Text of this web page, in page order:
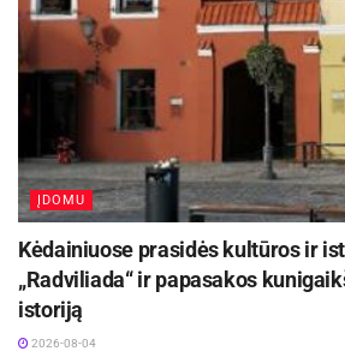
ĮDOMU
Kėdainiuose prasidės kultūros ir
„Radviliada“ ir papasakos
istoriją
2026-08-04